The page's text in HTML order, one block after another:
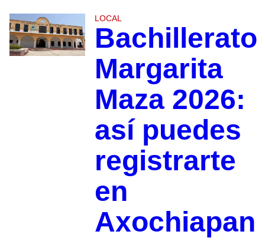
LOCAL
Bachillerato
Margarita
Maza 2026:
así puedes
registrarte
en
Axochiapan